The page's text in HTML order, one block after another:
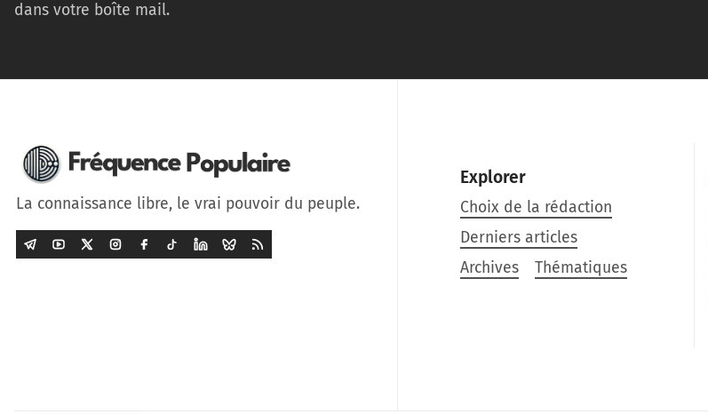
dans votre boîte mail.
La connaissance libre, le vrai pouvoir du peuple.
Explorer
Choix de la rédaction
Derniers articles
Archives
Thématiques